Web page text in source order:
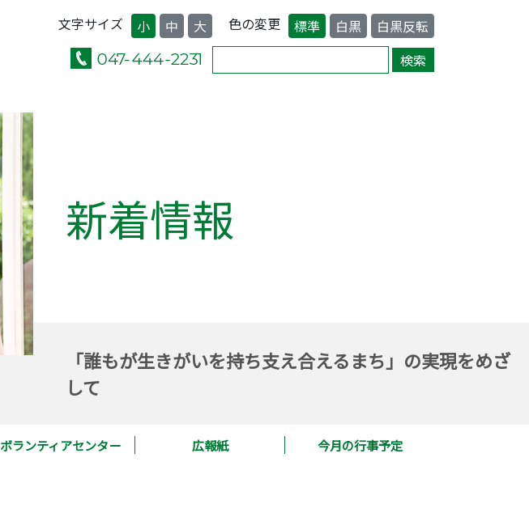
文字サイズ 小 中 大 色の変更 標準 白黒 白黒反転
新着情報
「誰もが生きがいを持ち支え合えるまち」の実現をめざ
して
ボランティアセンター 広報紙
今月の行事予定